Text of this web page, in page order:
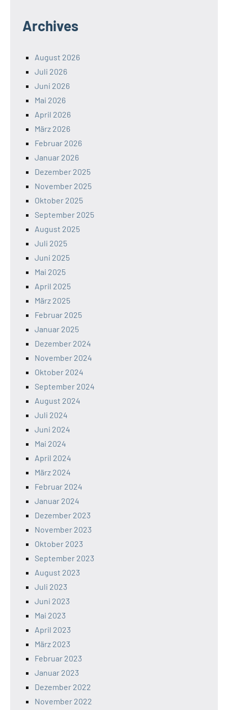
Archives
August 2026
Juli 2026
Juni 2026
Mai 2026
April 2026
März 2026
Februar 2026
Januar 2026
Dezember 2025
November 2025
Oktober 2025
September 2025
August 2025
Juli 2025
Juni 2025
Mai 2025
April 2025
März 2025
Februar 2025
Januar 2025
Dezember 2024
November 2024
Oktober 2024
September 2024
August 2024
Juli 2024
Juni 2024
Mai 2024
April 2024
März 2024
Februar 2024
Januar 2024
Dezember 2023
November 2023
Oktober 2023
September 2023
August 2023
Juli 2023
Juni 2023
Mai 2023
April 2023
März 2023
Februar 2023
Januar 2023
Dezember 2022
November 2022